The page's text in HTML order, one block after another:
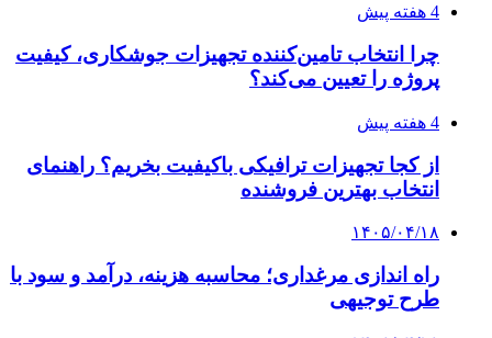
۱۴۰۵/۰۳/۳۱
که نباید نادیده بگیرید
۱۴۰۵/۰۳/۲۸
چرا بسیاری از کسب‌وکارها بدون ثبت شرکت
نمی‌توانند با سازمان‌ها و شرکت‌های بزرگ همکاری
کنند؟
پیشنهاد سردبیر